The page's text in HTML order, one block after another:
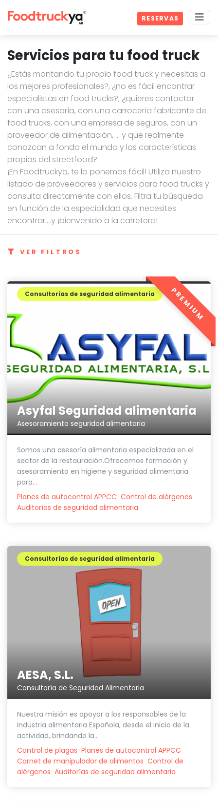
RESERVAS
Servicios para tu food truck
¿Estás montando tu propio food truck y necesitas a
los mejores profesionales?, ¿no es fácil encontrar
especialistas en food trucks?, ¿quieres contactar
con una asesoría, con una carrocería fabricante de
food trucks, con una empresa de seguros, con un
proveedor de alimentación, … y que realmente
conozcan a fondo el mundo y las características
propias del streetfood?
¡En Foodtruckya, te lo ponemos fácil! Utiliza nuestro
listado de proveedores y servicios para food trucks y
consulta directamente con ellos. Filtra tu búsqueda
en función de la especialidad que necesites
encontrar....y ¡bienvenido a la carretera!
VER FILTROS
Asyfal Seguridad alimentaria
Asesoramiento seguridad alimentaria
Consultorías de seguridad alimentaria
Somos una asesoría alimentaria especializada en el
sector de la restauración.Ofrecemos formación y
asesoramiento en higiene y seguridad alimentaria
para...
Planes de autocontrol APPCC Control de alérgenos
Auditorías de seguridad alimentaria
PREMIUM
AESA, S.L.
Consultoría de Seguridad Alimentaria
Consultorías de seguridad alimentaria
Nuestra misión es apoyar a los responsables de la
industria alimentaria Española, desde el inicio de la
actividad, brindando la...
Control de plagas Planes de autocontrol APPCC
Carnet de manipulador de alimentos Control de
alérgenos Auditorías de seguridad alimentaria